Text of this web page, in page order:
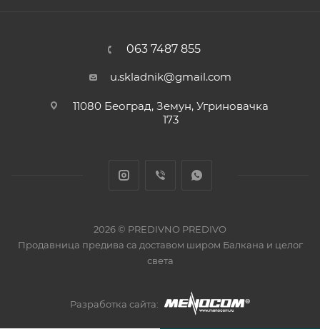
063 7487 855
u.skladnik@gmail.com
11080 Београд, Земун, Угриновачка
173
2026 © PREDIVNO PREDIVO
Продавница предива са доставом широм Балкана и целог
света
Разработка сайта: